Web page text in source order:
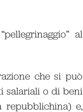
al
che si può
salariali o di beni
repubblichina) e,